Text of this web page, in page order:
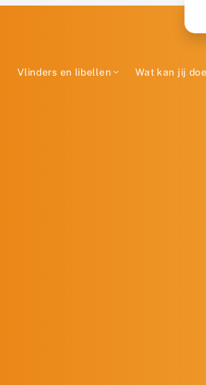
Vlinders en libellen Wat kan jij